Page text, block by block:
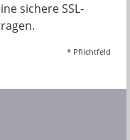
sichere SSL-
* Pflichtfeld